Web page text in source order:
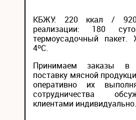
КБЖУ: 220 ккал /
реализации: 180
термоусадочный пакет.
4ºС.
Принимаем заказы в
поставку мясной
оперативно их
сотрудничества
клиентами индивидуально.